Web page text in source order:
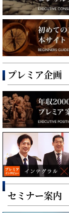
プレミア企画
セミナー案内